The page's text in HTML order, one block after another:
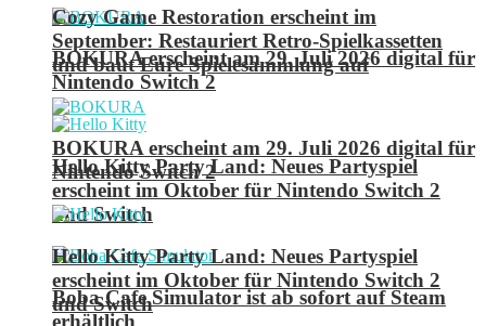
BOKURA erscheint am 29. Juli 2026 digital für
Nintendo Switch 2
Hello Kitty Party Land: Neues Partyspiel
erscheint im Oktober für Nintendo Switch 2
und Switch
Boba Cafe Simulator ist ab sofort auf Steam
erhältlich
Cozy Game Restoration erscheint im
September: Restauriert Retro-Spielkassetten
und baut Eure Spielesammlung auf
BOKURA erscheint am 29. Juli 2026 digital für
Nintendo Switch 2
Hello Kitty Party Land: Neues Partyspiel
erscheint im Oktober für Nintendo Switch 2
und Switch